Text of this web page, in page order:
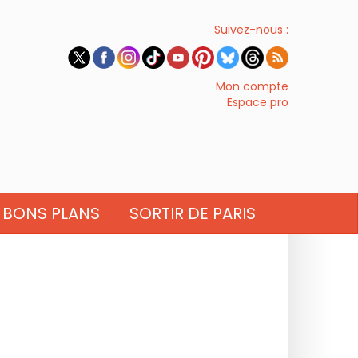
Suivez-nous :
Mon compte
Espace pro
BONS PLANS SORTIR DE PARIS